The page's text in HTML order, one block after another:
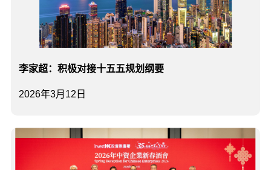
2026年3月12日
李家超：积极对接十五五规划纲要